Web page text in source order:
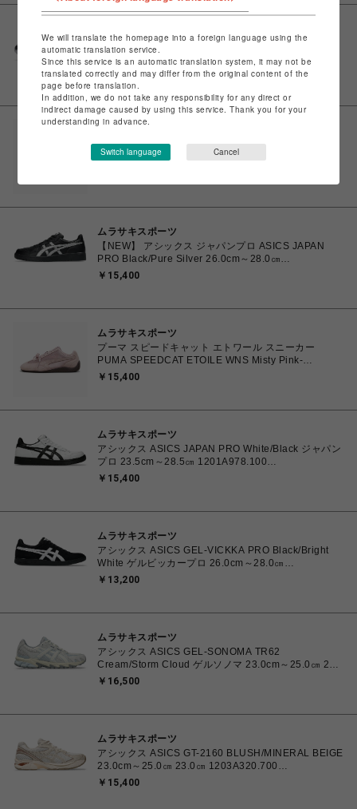
アシックス ゲル-1130 ASICS GEL-1130
BLUSH/PURE SILVER 23.5cm～24.5㎝
1203A609.700 4571633242793 レディース スニーカ
ー スポーツスタイル 【送料無料 北海道/沖縄/離島を除
く】
￥14,300
プーマ PUMA MOSTRO OG モストロ OG スニーカー
ウィメンズ シューズ PUMA Black-PUMA Silver
無料 北海道/沖縄/離島を除く】
ムラサキスポーツ
【NEW】 アシックス ジャパンプロ ASICS JAPAN
PRO Black/Pure Silver 26.0cm～28.0㎝
1203B205.001 4573690068224 メンズ スニーカー
￥15,400
ムラサキスポーツ
プーマ スピードキャット エトワール スニーカー
PUMA SPEEDCAT ETOILE WNS Misty Pink-
Chocolate Fondue 23.0cm～25.0㎝ 407673_03
￥15,400
ムラサキスポーツ
アシックス ASICS JAPAN PRO White/Black ジャパン
プロ 23.5cm～28.5㎝ 1201A978.100
4550457071079 メンズ レディース スニーカー スケ
￥15,400
ムラサキスポーツ
アシックス ASICS GEL-VICKKA PRO Black/Bright
White ゲルビッカープロ 26.0cm～28.0㎝
1201A486.006 4570158997553 メンズ スニーカー
￥13,200
ムラサキスポーツ
アシックス ASICS GEL-SONOMA TR62
Cream/Storm Cloud ゲルソノマ 23.0cm～25.0㎝ 23.0
㎝ 1203A734.102 4571633264412 ユニセックス ス
￥16,500
ムラサキスポーツ
アシックス ASICS GT-2160 BLUSH/MINERAL BEIGE
23.0cm～25.0㎝ 23.0㎝ 1203A320.700
4571633253669 レディース スニーカー スポーツスタ
￥15,400
We will translate the homepage into a foreign language using the
automatic translation service.
Since this service is an automatic translation system, it may not be
translated correctly and may differ from the original content of the
page before translation.
In addition, we do not take any responsibility for any direct or
indirect damage caused by using this service. Thank you for your
understanding in advance.
Switch language Cancel